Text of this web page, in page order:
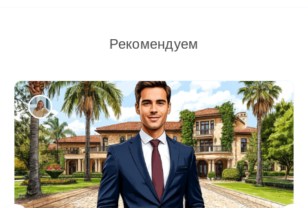
Рекомендуем